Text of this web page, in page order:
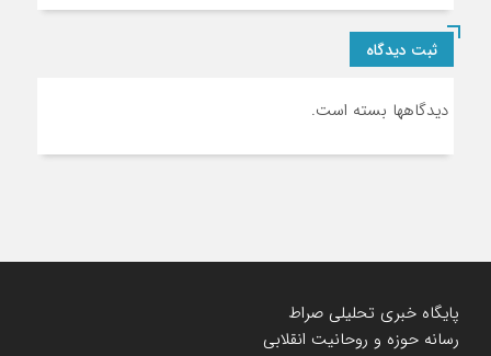
کاربری
منثبت دیدگاه
دیدگاهها بسته است.
پایگاه خبری تحلیلی صراط
رسانه حوزه و روحانیت انقلابی